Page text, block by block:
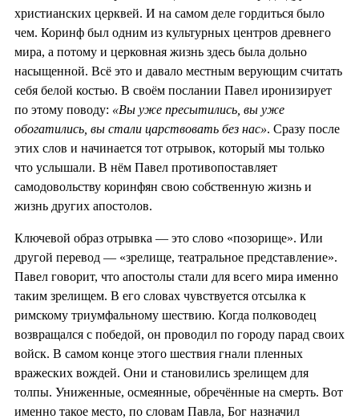
христианских церквей. И на самом деле гордиться было
чем. Коринф был одним из культурных центров древнего
мира, а потому и церковная жизнь здесь была дольно
насыщенной. Всё это и давало местным верующим считать
себя белой костью. В своём послании Павел иронизирует
по этому поводу: «Вы уже пресытились, вы уже
обогатились, вы стали царствовать без нас». Сразу после
этих слов и начинается тот отрывок, который мы только
что услышали. В нём Павел противопоставляет
самодовольству коринфян свою собственную жизнь и
жизнь других апостолов.
Ключевой образ отрывка — это слово «позорище». Или
другой перевод — «зрелище, театральное представление».
Павел говорит, что апостолы стали для всего мира именно
таким зрелищем. В его словах чувствуется отсылка к
римскому триумфальному шествию. Когда полководец
возвращался с победой, он проводил по городу парад своих
войск. В самом конце этого шествия гнали пленных
вражеских вождей. Они и становились зрелищем для
толпы. Униженные, осмеянные, обречённые на смерть. Вот
именно такое место, по словам Павла, Бог назначил